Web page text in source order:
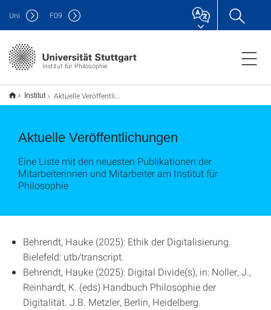
Institut für Philosophie
Uni F09
Institut Aktuelle Veröffentlichungen
Aktuelle Veröffentlichungen
Eine Liste mit den neuesten Publikationen der
Mitarbeiterinnen und Mitarbeiter am Institut für
Philosophie
Behrendt, Hauke (2025): Ethik der Digitalisierung.
Bielefeld: utb/transcript.
Behrendt, Hauke (2025): Digital Divide(s), in: Noller, J.,
Reinhardt, K. (eds) Handbuch Philosophie der
Digitalität. J.B. Metzler, Berlin, Heidelberg.